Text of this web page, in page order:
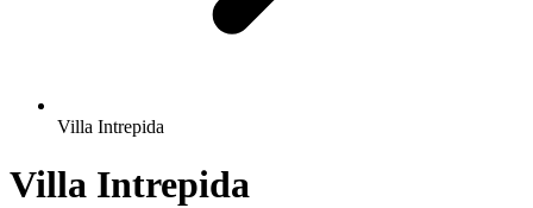
Villa Intrepida
Villa Intrepida